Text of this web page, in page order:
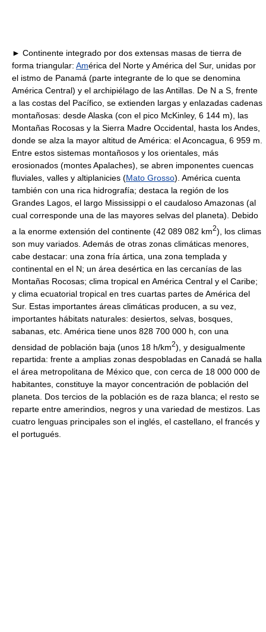
► Continente integrado por dos extensas masas de tierra de
forma triangular: América del Norte y América del Sur, unidas por
el istmo de Panamá (parte integrante de lo que se denomina
América Central) y el archipiélago de las Antillas. De N a S, frente
a las costas del Pacífico, se extienden largas y enlazadas cadenas
montañosas: desde Alaska (con el pico McKinley, 6 144 m), las
Montañas Rocosas y la Sierra Madre Occidental, hasta los Andes,
donde se alza la mayor altitud de América: el Aconcagua, 6 959 m.
Entre estos sistemas montañosos y los orientales, más
erosionados (montes Apalaches), se abren imponentes cuencas
fluviales, valles y altiplanicies (Mato Grosso). América cuenta
también con una rica hidrografía; destaca la región de los
Grandes Lagos, el largo Mississippi o el caudaloso Amazonas (al
cual corresponde una de las mayores selvas del planeta). Debido
a la enorme extensión del continente (42 089 082 km2), los climas
son muy variados. Además de otras zonas climáticas menores,
cabe destacar: una zona fría ártica, una zona templada y
continental en el N; un área desértica en las cercanías de las
Montañas Rocosas; clima tropical en América Central y el Caribe;
y clima ecuatorial tropical en tres cuartas partes de América del
Sur. Estas importantes áreas climáticas producen, a su vez,
importantes hábitats naturales: desiertos, selvas, bosques,
sabanas, etc. América tiene unos 828 700 000 h, con una
densidad de población baja (unos 18 h/km2), y desigualmente
repartida: frente a amplias zonas despobladas en Canadá se halla
el área metropolitana de México que, con cerca de 18 000 000 de
habitantes, constituye la mayor concentración de población del
planeta. Dos tercios de la población es de raza blanca; el resto se
reparte entre amerindios, negros y una variedad de mestizos. Las
cuatro lenguas principales son el inglés, el castellano, el francés y
el portugués.